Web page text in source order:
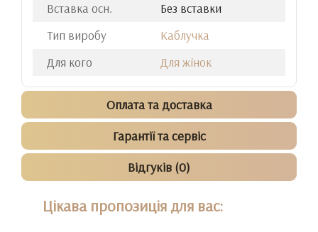
Вставка осн.
Без вставки
Тип виробу
Каблучка
Для кого
Для жінок
Оплата та доставка
Гарантії та сервіс
Відгуків (0)
Цікава пропозиція для вас: